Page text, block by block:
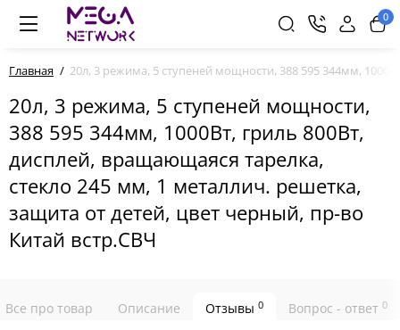
0
Главная 20л, 3 режима, 5 ступеней мощности, 388 595 344мм,
20л, 3 режима, 5 ступеней мощности,
388 595 344мм, 1000Вт, гриль 800Вт,
дисплей, вращающаяся тарелка,
стекло 245 мм, 1 металлич. решетка,
защита от детей, цвет черный, пр-во
Китай встр.СВЧ
Все про товар Описание Отзывы 0 Вопрос - ответ 0